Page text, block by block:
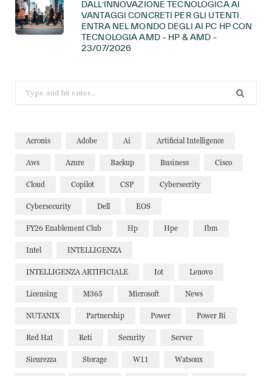
DALL’INNOVAZIONE TECNOLOGICA AI
VANTAGGI CONCRETI PER GLI UTENTI.
ENTRA NEL MONDO DEGLI AI PC HP CON
TECNOLOGIA AMD – HP & AMD –
23/07/2026
for:
Acronis Adobe Ai Artificial Intelligence
Aws Azure Backup Business Cisco
Cloud Copilot CSP Cybersecrity
Cybersecurity Dell EOS
FY26 Enablement Club Hp Hpe Ibm
Intel INTELLIGENZA
INTELLIGENZA ARTIFICIALE Iot Lenovo
Licensing M365 Microsoft News
NUTANIX Partnership Power Power Bi
Red Hat Reti Security Server
Sicurezza Storage W11 Watsonx